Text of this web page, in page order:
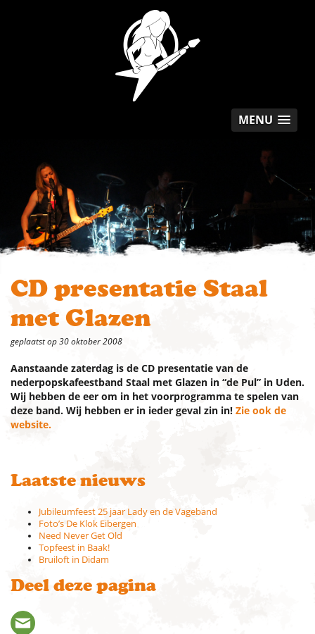
MENU
CD presentatie Staal
met Glazen
geplaatst op 30 oktober 2008
Aanstaande zaterdag is de CD presentatie van de
nederpopskafeestband Staal met Glazen in “de Pul” in Uden.
Wij hebben de eer om in het voorprogramma te spelen van
deze band. Wij hebben er in ieder geval zin in! Zie ook de
website.
Laatste nieuws
Jubileumfeest 25 jaar Lady en de Vageband
Foto’s De Klok Eibergen
Need Never Get Old
Topfeest in Baak!
Bruiloft in Didam
Deel deze pagina